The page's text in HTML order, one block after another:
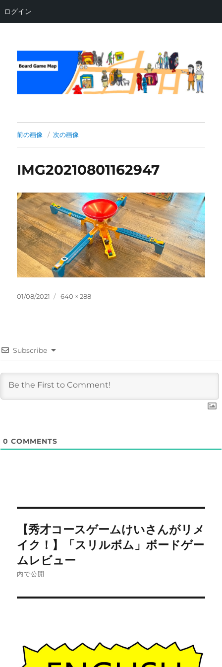
ログイン
Board Game Map
前の画像 次の画像
IMG20210801162947
投
01/08/2021
フ
640 × 288
Subscribe
0 COMMENTS
稿
ナ
ビ
ゲ
シ
【秀才コースゲームけいさんがリメ
イク！】「スリルボム」ボードゲー
ムレビュー
内で公開